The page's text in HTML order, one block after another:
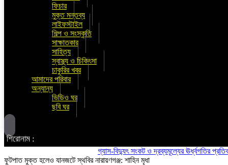
ফিচার
মুক্ত মন্তব্য
লাইফস্টাইল
শিল্প ও সংস্কৃতি
সাক্ষাতকার
সাহিত্য
স্বাস্থ্য ও চিকিৎসা
চাকুরির খবর
আমাদের পরিবার
অন্যান্য
ভিডিও ঘর
ছবি ঘর
শিরোনাম :
গ্যাস-বিদ্যুৎ সংকট ও দ্রব্যমূল্যের ঊর্ধ্বগতির প্রতিবাদে
ফুটপাত মুক্ত হলেও যানজটে স্থবির নারায়ণগঞ্জ: শাহিন মৃধা